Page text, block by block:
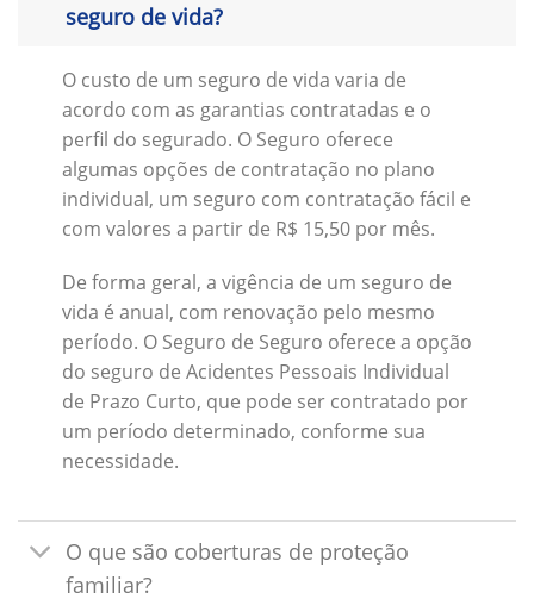
seguro de vida?
O custo de um seguro de vida varia de
acordo com as garantias contratadas e o
perfil do segurado. O Seguro oferece
algumas opções de contratação no plano
individual, um seguro com contratação fácil e
com valores a partir de R$ 15,50 por mês.
De forma geral, a vigência de um seguro de
vida é anual, com renovação pelo mesmo
período. O Seguro de Seguro oferece a opção
do seguro de Acidentes Pessoais Individual
de Prazo Curto, que pode ser contratado por
um período determinado, conforme sua
necessidade.
O que são coberturas de proteção
familiar?